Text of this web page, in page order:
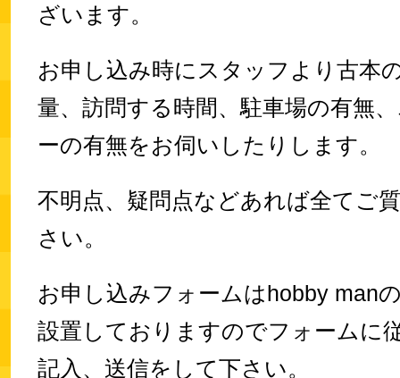
ざいます。
お申し込み時にスタッフより古本
量、訪問する時間、駐車場の有無
ーの有無をお伺いしたりします。
不明点、疑問点などあれば全てご
さい。
お申し込みフォームはhobby man
設置しておりますのでフォームに
記入、送信をして下さい。